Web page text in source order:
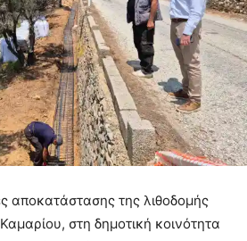
αποκατάστασης της λιθοδομής
στη δημοτική κοινότητα